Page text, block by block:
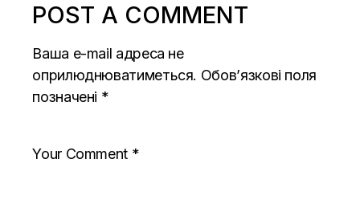
POST A COMMENT
Ваша e-mail адреса не
оприлюднюватиметься. Обов’язкові поля
позначені *